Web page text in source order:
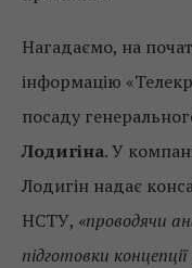
Нагадаємо, на
інформацію
посаду
Лодигіна. У
Лодигін надає
НСТУ, «проводячи
підготовки